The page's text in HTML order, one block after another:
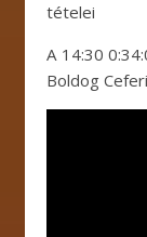
tételei
A 14:30
Boldog